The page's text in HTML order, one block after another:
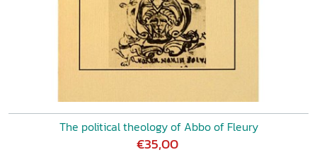
The political theology of Abbo of Fleury
€35,00